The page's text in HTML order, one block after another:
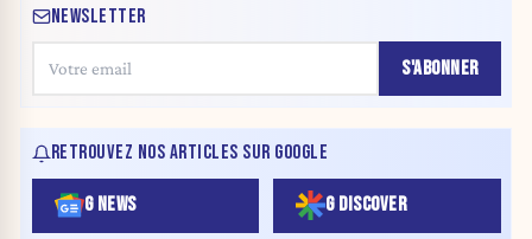
NEWSLETTER
S'ABONNER
RETROUVEZ NOS ARTICLES SUR GOOGLE
G NEWS G DISCOVER